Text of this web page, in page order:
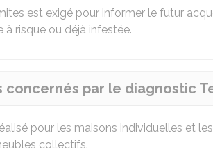
est exigé pour informer le futur
risque ou déjà infestée.
par le diagnostic
pour les maisons individuelles et les
collectifs.